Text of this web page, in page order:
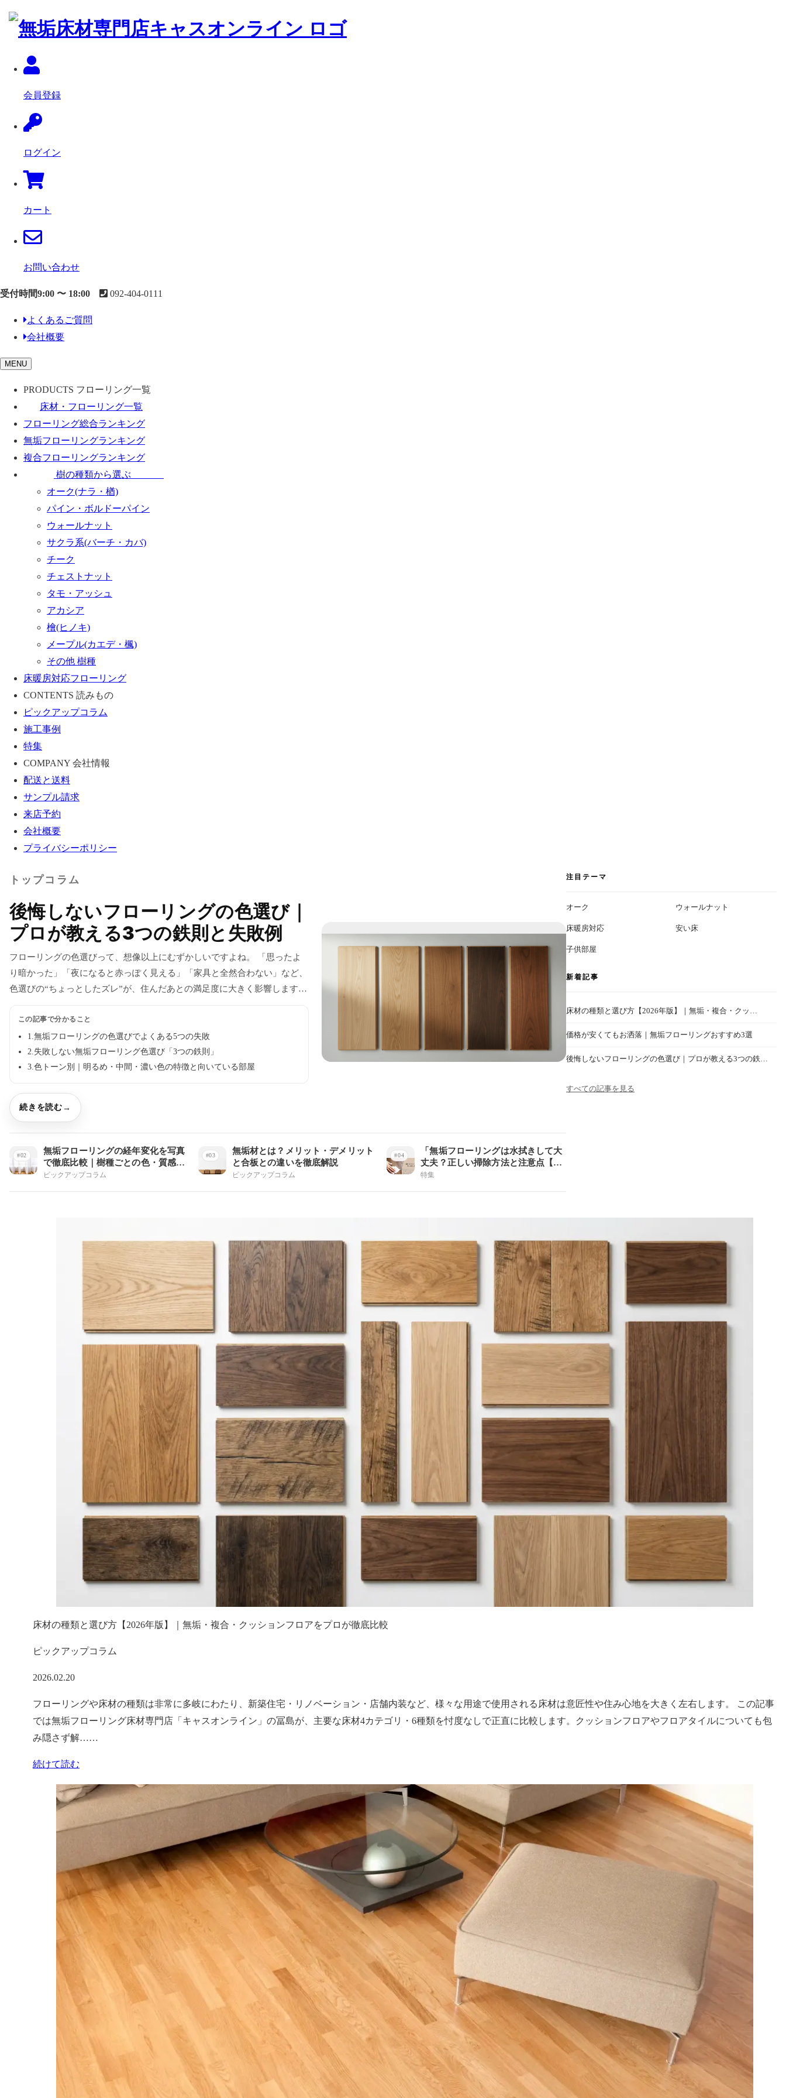
会員登録
ログイン
カート
お問い合わせ
受付時間9:00 〜 18:00 092-404-0111
よくあるご質問
会社概要
toggle
navigation
MENU
PRODUCTS フローリング一覧
床材・フローリング一覧
フローリング総合ランキング
無垢フローリングランキング
複合フローリングランキング
樹の種類から選ぶ
オーク(ナラ・楢)
パイン・ボルドーパイン
ウォールナット
サクラ系(バーチ・カバ)
チーク
チェストナット
タモ・アッシュ
アカシア
檜(ヒノキ)
メープル(カエデ・楓)
その他 樹種
床暖房対応フローリング
CONTENTS 読みもの
ピックアップコラム
施工事例
特集
COMPANY 会社情報
配送と送料
サンプル請求
来店予約
会社概要
プライバシーポリシー
トップコラム
後悔しないフローリングの色選び｜
プロが教える3つの鉄則と失敗例
フローリングの色選びって、想像以上にむずかしいですよね。 「思ったよ
り暗かった」「夜になると赤っぽく見える」「家具と全然合わない」など、
色選びの“ちょっとしたズレ”が、住んだあとの満足度に大きく影響します。
この記事で分かること
1.無垢フローリングの色選びでよくある5つの失敗
2.失敗しない無垢フローリング色選び「3つの鉄則」
3.色トーン別｜明るめ・中間・濃い色の特徴と向いている部屋
続きを読む
無垢フローリングの経年変化を写真
で徹底比較｜樹種ごとの色・質感の
変化
ピックアップコラム
無垢材とは？メリット・デメリット
と合板との違いを徹底解説
ピックアップコラム
「無垢フローリングは水拭きして大
丈夫？正しい掃除方法と注意点【プ
ロ解説】」
特集
注目テーマ
オーク ウォールナット
床暖房対応 安い床
子供部屋
新着記事
床材の種類と選び方【2026年版】｜無垢・複合・クッ…
価格が安くてもお洒落｜無垢フローリングおすすめ3選
後悔しないフローリングの色選び｜プロが教える3つの鉄…
すべての記事を見る
床材の種類と選び方【2026年版】｜無垢・複合・クッションフロアをプロが徹底比較
ピックアップコラム
2026.02.20
フローリングや床材の種類は非常に多岐にわたり、新築住宅・リノベーション・店舗内装など、様々な用途で使用される床材は意匠性や住み心地を大きく左右します。 この記事
では無垢フローリング床材専門店「キャスオンライン」の冨島が、主要な床材4カテゴリ・6種類を忖度なしで正直に比較します。クッションフロアやフロアタイルについても包
み隠さず解……
続けて読む